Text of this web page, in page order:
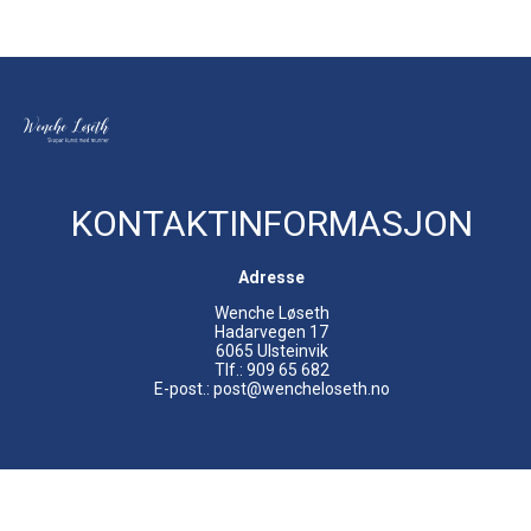
KONTAKTINFORMASJON
Adresse
Wenche Løseth
Hadarvegen 17
6065 Ulsteinvik
Tlf.: 909 65 682
E-post.: post@wencheloseth.no